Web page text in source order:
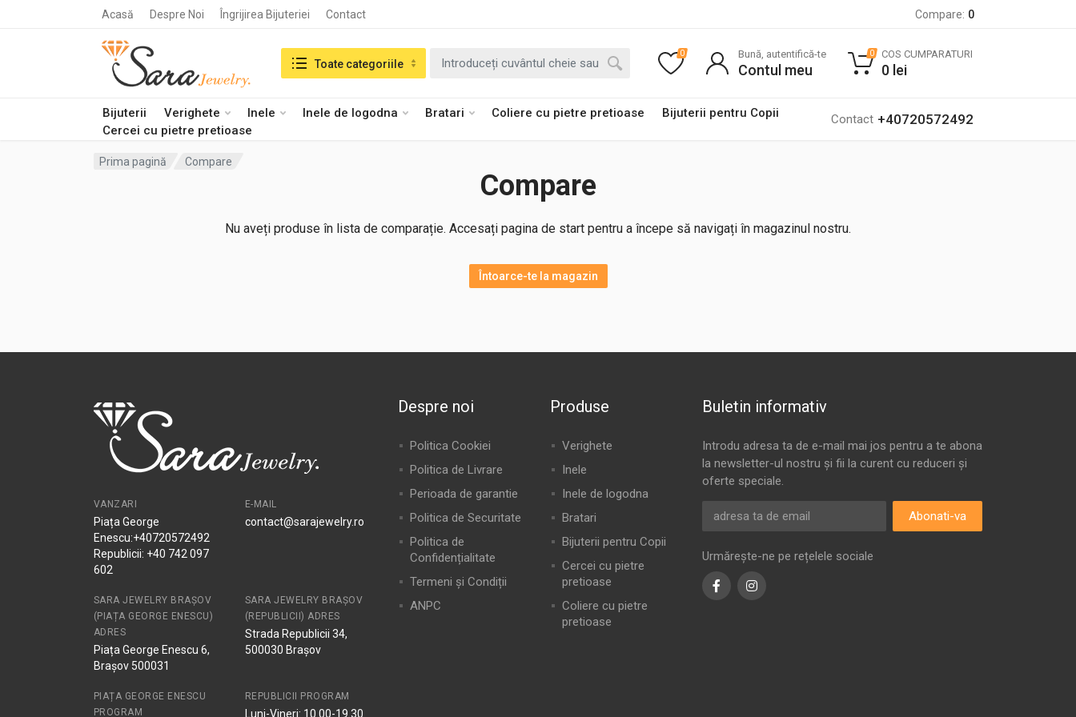
Acasă Despre Noi Îngrijirea Bijuteriei Contact Compare: 0
Bijuterii Verighete Inele Inele de logodna Bratari Coliere cu pietre pretioase
Bijuterii pentru Copii
Cercei cu pietre pretioase
Contact +40720572492
Search in:Toate categoriile
0 Bună, autentifică-te
Contul meu
0 COS CUMPARATURI
0 lei
Prima pagină Compare
Compare
Nu aveți produse în lista de comparație. Accesați pagina de start pentru a începe să navigați în magazinul nostru.
Întoarce-te la magazin
VANZARI
Piața George
Enescu:+40720572492
Republicii: +40 742 097
602
E-MAIL
contact@sarajewelry.ro
SARA JEWELRY BRAȘOV
(PIAȚA GEORGE ENESCU)
ADRES
Piața George Enescu 6,
Brașov 500031
SARA JEWELRY BRAȘOV
(REPUBLICII) ADRES
Strada Republicii 34,
500030 Brașov
PIAȚA GEORGE ENESCU
PROGRAM
REPUBLICII PROGRAM
Luni-Vineri: 10.00-19.30
Despre noi
Politica Cookiei
Politica de Livrare
Perioada de garantie
Politica de Securitate
Politica de
Confidențialitate
Termeni și Condiții
ANPC
Produse
Verighete
Inele
Inele de logodna
Bratari
Bijuterii pentru Copii
Cercei cu pietre
pretioase
Coliere cu pietre
pretioase
Buletin informativ
Introdu adresa ta de e-mail mai jos pentru a te abona
la newsletter-ul nostru și fii la curent cu reduceri și
oferte speciale.
Abonati-va
Urmărește-ne pe rețelele sociale
FacebookInstagram